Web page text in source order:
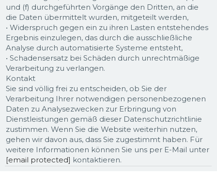
und (f) durchgeführten Vorgänge den Dritten, an die
die Daten übermittelt wurden, mitgeteilt werden,
• Widerspruch gegen ein zu ihren Lasten entstehendes
Ergebnis einzulegen, das durch die ausschließliche
Analyse durch automatisierte Systeme entsteht,
• Schadensersatz bei Schäden durch unrechtmäßige
Verarbeitung zu verlangen.
Kontakt
Sie sind völlig frei zu entscheiden, ob Sie der
Verarbeitung Ihrer notwendigen personenbezogenen
Daten zu Analysezwecken zur Erbringung von
Dienstleistungen gemäß dieser Datenschutzrichtlinie
zustimmen. Wenn Sie die Website weiterhin nutzen,
gehen wir davon aus, dass Sie zugestimmt haben. Für
weitere Informationen können Sie uns per E-Mail unter
[email protected] kontaktieren.